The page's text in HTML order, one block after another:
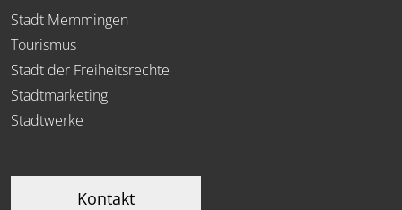
Stadt Memmingen
Tourismus
Stadt der Freiheitsrechte
Stadtmarketing
Stadtwerke
Kontakt